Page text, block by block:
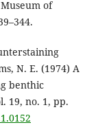
of
N. E. (1974) A
benthic
19, no. 1, pp.